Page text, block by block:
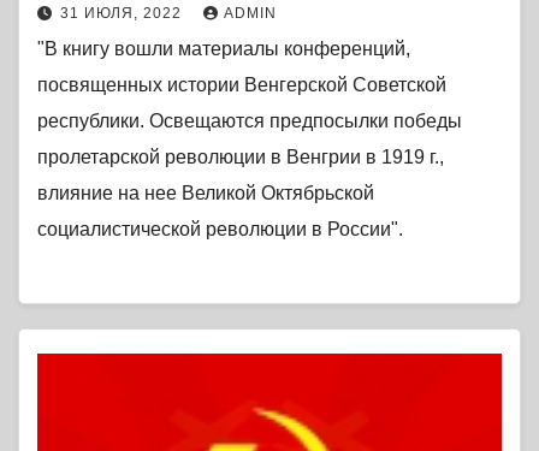
31 ИЮЛЯ, 2022 ADMIN
"В книгу вошли материалы конференций,
посвященных истории Венгерской Советской
республики. Освещаются предпосылки победы
пролетарской революции в Венгрии в 1919 г.,
влияние на нее Великой Октябрьской
социалистической революции в России".